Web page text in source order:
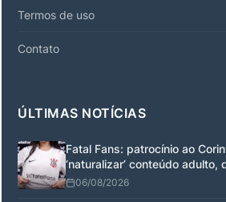
Termos de uso
Contato
ÚLTIMAS NOTÍCIAS
Fatal Fans: patrocínio ao
‘naturalizar’ conteúdo adulto,
06/08/2026